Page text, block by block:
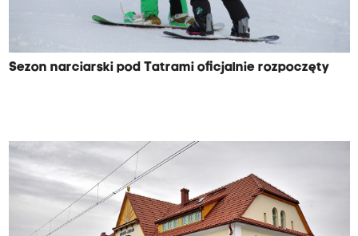
Sezon narciarski pod Tatrami oficjalnie rozpoczęty